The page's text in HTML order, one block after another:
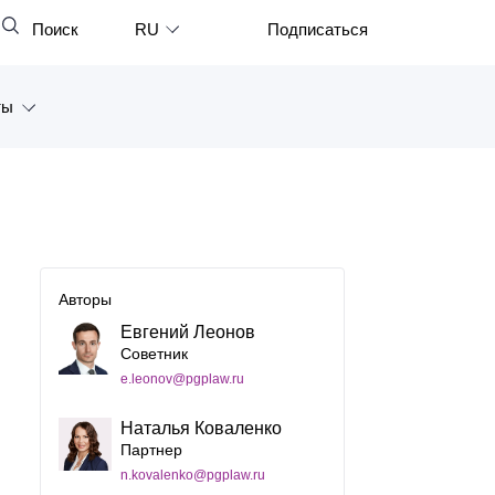
Закрыть
Поиск RU
Français
日本語
Português
Türkçe
Подписаться
Авторы
Евгений Леонов
Советник
e.leonov@pgplaw.ru
Наталья Коваленко
Партнер
n.kovalenko@pgplaw.ru